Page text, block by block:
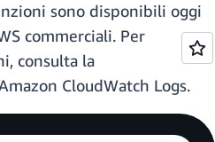
sono disponibili oggi
commerciali. Per
consulta la
CloudWatch Logs.